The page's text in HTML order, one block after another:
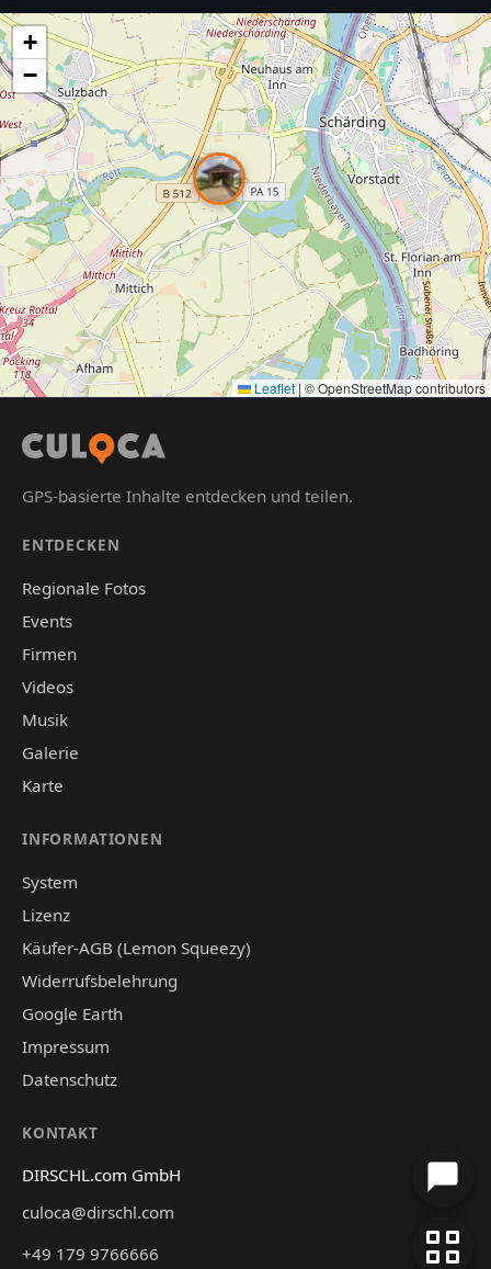
+
−
Leaflet | © OpenStreetMap contributors
GPS-basierte Inhalte entdecken und teilen.
ENTDECKEN
Regionale Fotos
Events
Firmen
Videos
Musik
Galerie
Karte
INFORMATIONEN
System
Lizenz
Käufer-AGB (Lemon Squeezy)
Widerrufsbelehrung
Google Earth
Impressum
Datenschutz
KONTAKT
DIRSCHL.com GmbH
culoca@dirschl.com
+49 179 9766666